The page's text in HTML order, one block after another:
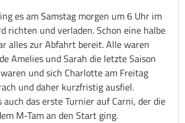
es am Samstag morgen um 6 Uhr im
richten und verladen. Schon eine halbe
alles zur Abfahrt bereit. Alle waren
Amelies und Sarah die letzte Saison
und sich Charlotte am Freitag
und daher kurzfristig ausfiel.
das erste Turnier auf Carni, der die
M-Tam an den Start ging.